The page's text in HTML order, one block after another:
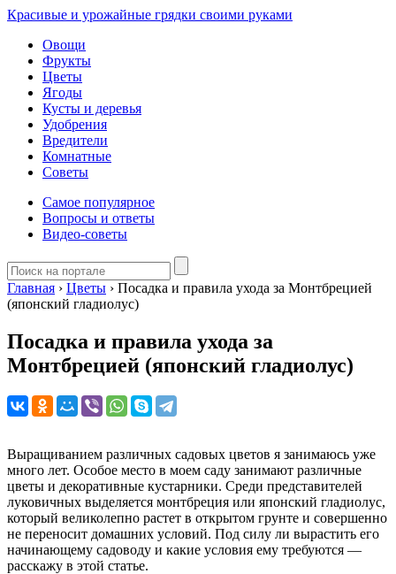
Красивые и урожайные грядки своими руками
Овощи
Фрукты
Цветы
Ягоды
Кусты и деревья
Удобрения
Вредители
Комнатные
Советы
Самое популярное
Вопросы и ответы
Видео-советы
Главная › Цветы › Посадка и правила ухода за Монтбрецией
(японский гладиолус)
Посадка и правила ухода за
Монтбрецией (японский гладиолус)
Выращиванием различных садовых цветов я занимаюсь уже
много лет. Особое место в моем саду занимают различные
цветы и декоративные кустарники. Среди представителей
луковичных выделяется монтбреция или японский гладиолус,
который великолепно растет в открытом грунте и совершенно
не переносит домашних условий. Под силу ли вырастить его
начинающему садоводу и какие условия ему требуются —
расскажу в этой статье.